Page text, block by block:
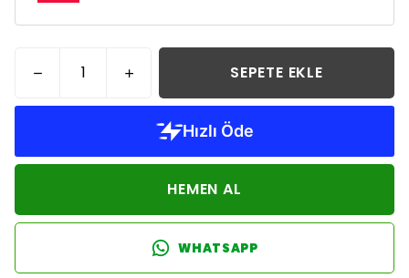
SEPETE EKLE
HEMEN AL
WHATSAPP